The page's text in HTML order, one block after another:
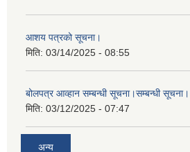
आशय पत्रको सूचना।
मिति: 03/14/2025 - 08:55
बोलपत्र आव्हान सम्बन्धी सूचना।सम्बन्धी सूचना।
मिति: 03/12/2025 - 07:47
अन्य